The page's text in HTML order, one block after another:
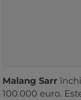
Malang Sarr
100.000 euro.